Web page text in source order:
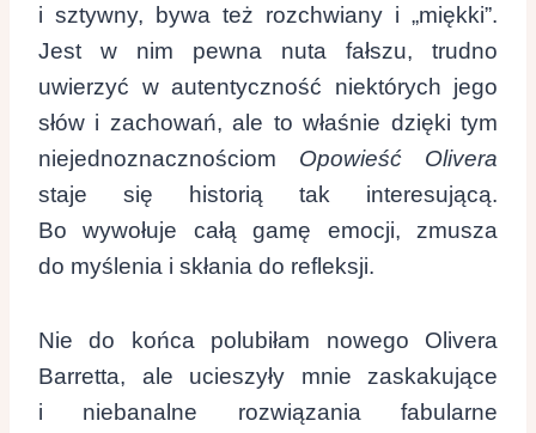
i sztywny, bywa też rozchwiany i „miękki”.
Jest w nim pewna nuta fałszu, trudno
uwierzyć w autentyczność niektórych jego
słów i zachowań, ale to właśnie dzięki tym
niejednoznacznościom Opowieść Olivera
staje się historią tak interesującą.
Bo wywołuje całą gamę emocji, zmusza
do myślenia i skłania do refleksji.
Nie do końca polubiłam nowego Olivera
Barretta, ale ucieszyły mnie zaskakujące
i niebanalne rozwiązania fabularne